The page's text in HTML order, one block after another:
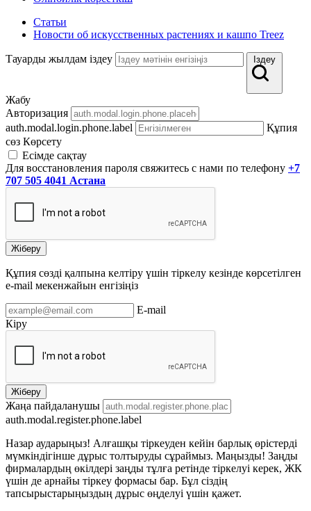
Статьи
Новости об искусственных растениях и кашпо Treez
Тауарды жылдам іздеу Іздеу
Жабу
Авторизация
auth.modal.login.phone.label
Құпия
сөз Көрсету
Есімде сақтау
Для восстановления пароля свяжитесь с нами по телефону +7
707 505 4041 Астана
Жіберу
Құпия сөзді қалпына келтіру үшін тіркелу кезінде көрсетілген
e-mail мекенжайын енгізіңіз
E-mail
Кіру
Жіберу
Жаңа пайдаланушы
auth.modal.register.phone.label
Назар аударыңыз! Алғашқы тіркеуден кейін барлық өрістерді
мүмкіндігінше дұрыс толтыруды сұраймыз. Маңызды! Заңды
фирмалардың өкілдері заңды тұлға ретінде тіркелуі керек, ЖК
үшін де арнайы тіркеу формасы бар. Бұл сіздің
тапсырыстарыңыздың дұрыс өңделуі үшін қажет.